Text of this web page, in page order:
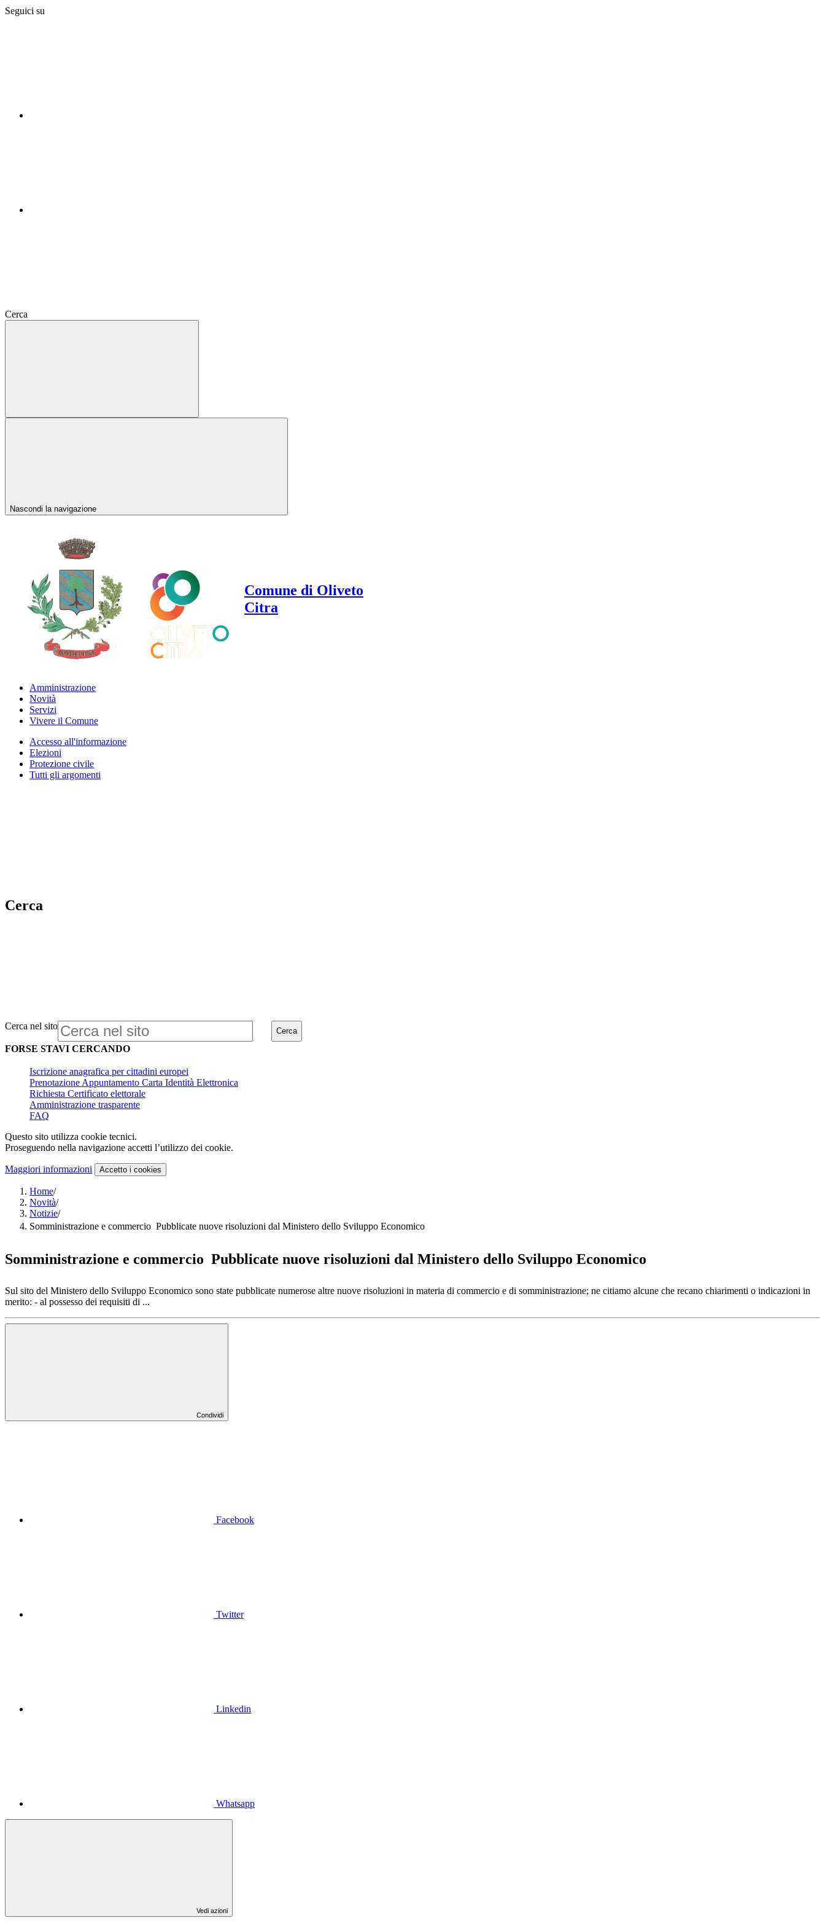
Seguici su
Cerca
Nascondi la navigazione
Comune di Oliveto
Citra
Amministrazione
Novità
Servizi
Vivere il Comune
Accesso all'informazione
Elezioni
Protezione civile
Tutti gli argomenti
Cerca
Cerca nel sito Cerca
FORSE STAVI CERCANDO
Iscrizione anagrafica per cittadini europei
Prenotazione Appuntamento Carta Identità Elettronica
Richiesta Certificato elettorale
Amministrazione trasparente
FAQ
Questo sito utilizza cookie tecnici.
Proseguendo nella navigazione accetti l’utilizzo dei cookie.
Maggiori informazioni Accetto i cookies
Home/
Novità/
Notizie/
Somministrazione e commercio  Pubblicate nuove risoluzioni dal Ministero dello Sviluppo Economico
Somministrazione e commercio  Pubblicate nuove risoluzioni dal Ministero dello Sviluppo Economico
Sul sito del Ministero dello Sviluppo Economico sono state pubblicate numerose altre nuove risoluzioni in materia di commercio e di somministrazione; ne citiamo alcune che recano chiarimenti o indicazioni in
merito: - al possesso dei requisiti di ...
Condividi
Facebook
Twitter
Linkedin
Whatsapp
Vedi azioni